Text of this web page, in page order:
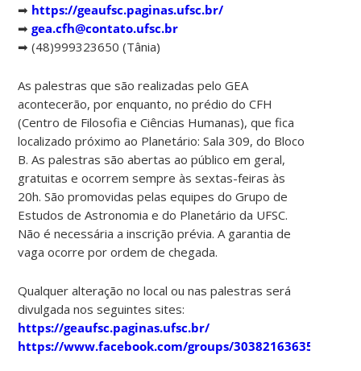
➡ https://geaufsc.paginas.ufsc.br/
➡gea.cfh@contato.ufsc.br
➡ (48)999323650 (Tânia)
As palestras que são realizadas pelo GEA
acontecerão, por enquanto, no prédio do CFH
(Centro de Filosofia e Ciências Humanas), que fica
localizado próximo ao Planetário: Sala 309, do Bloco
B. As palestras são abertas ao público em geral,
gratuitas e ocorrem sempre às sextas-feiras às
20h. São promovidas pelas equipes do Grupo de
Estudos de Astronomia e do Planetário da UFSC.
Não é necessária a inscrição prévia. A garantia de
vaga ocorre por ordem de chegada.
Qualquer alteração no local ou nas palestras será
divulgada nos seguintes sites:
https://geaufsc.paginas.ufsc.br/
https://www.facebook.com/groups/303821636357910